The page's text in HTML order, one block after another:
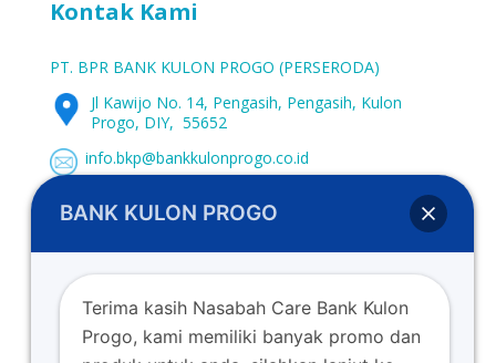
Kontak Kami
PT. BPR BANK KULON PROGO (PERSERODA)
Jl Kawijo No. 14, Pengasih, Pengasih, Kulon
Progo, DIY, 55652
info.bkp@bankkulonprogo.co.id
0274-773107
BANK KULON PROGO
Terima kasih Nasabah Care Bank Kulon
Progo, kami memiliki banyak promo dan